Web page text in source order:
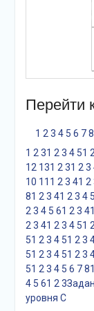
Перейти
1 2 3 4 5 6 7 8
1 2 31 2 3 4 51 2
12 131 2 31 2 3
10 11 1 2 3 41 2
81 2 3 41 2 3 4 5
2 3 4 5 61 2 3 41
2 3 41 2 3 4 51 2
51 2 3 4 51 2 3
51 2 3 4 51 2 3
51 2 3 4 5 6 7 81
4 5 61 2 3
уровня С